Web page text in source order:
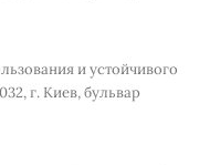
и устойчивого
г. Киев, бульвар